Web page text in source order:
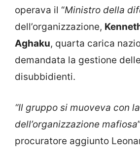
operava il “Ministro della
dell’organizzazione,
Aghaku, quarta carica
demandata la gestione
disubbidienti.
“Il gruppo si muoveva con
dell’organizzazione mafiosa
procuratore aggiunto